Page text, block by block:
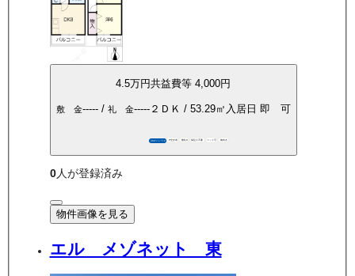
4.5万円共益費等 4,000円
敷 金-----/ 礼 金-----２ＤＫ / 53.29㎡ 入居日 即 可
360°パノラマ P空き有 敷礼0 保証人不要 ペット可 南向き
0人が登録済み
物件画像を見る
エル メゾネット 東